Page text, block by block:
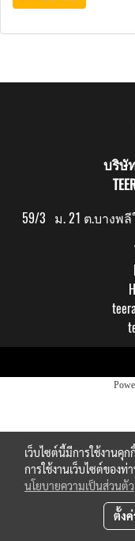
บริษั
59/3 ม. 21 ต.บางพ
เว็บไซต์นี้มีการใช้งานคุ
การใช้งานเว็บไซต์ของ
นโยบายความเป็นส่วนตัว
ตั้ง